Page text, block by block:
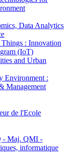
Data Analytics
: Innovation
(IoT)
and Urban
Environment :
Management
de l'Ecole
- Maj. QMI -
informatique